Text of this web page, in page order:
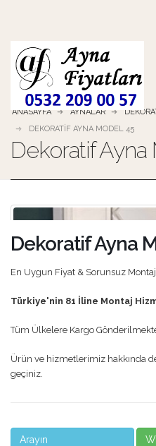
ANASAYFA AYNALAR
DEKORATIF AYNA MODEL 45
Dekoratif Ayna
Dekoratif Ayna
En Uygun Fiyat & Sorunsuz Montaj
Türkiye'nin 81 İline Montaj
Tüm Ülkelere Kargo
Ürün ve hizmetlerimiz hakkında
geçiniz.
Arayın